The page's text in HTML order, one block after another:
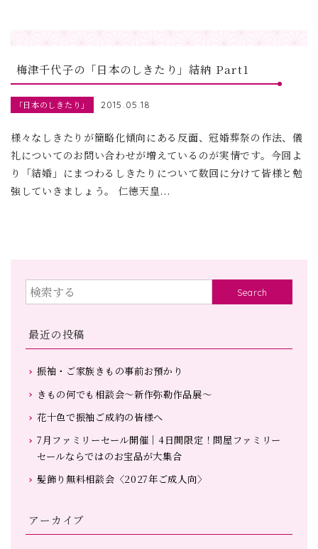
梅津千代子の「日本のしきたり」結納 Part1
「日本のしきたり」 2015.05.18
様々なしきたりが簡略化傾向にある反面、冠婚葬祭の作法、儀
礼についてのお問い合わせが増えているのが実情です。今回よ
り「結婚」にまつわるしきたりについて数回に分けて皆様と勉
強していきましょう。 仁徳天皇...
Search
最近の投稿
振袖・ご家族きもの事前お預かり
きもの何でも相談会～新作弥勒作品展～
花十色で振袖ご成約の皆様へ
7月ファミリーセール開催｜4日間限定！問屋ファミリー
セールならではのお宝品が大集合
髪飾り無料相談会〈2027年ご成人向〉
アーカイブ